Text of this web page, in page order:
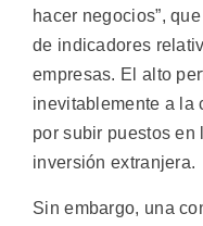
hacer negocios”,
de indicadores
empresas. El alto
inevitablemente a la
por subir puestos
inversión extranjera.
Sin embargo, una